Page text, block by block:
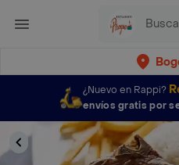
¿Nuevo en Rappi?
envíos gratis por